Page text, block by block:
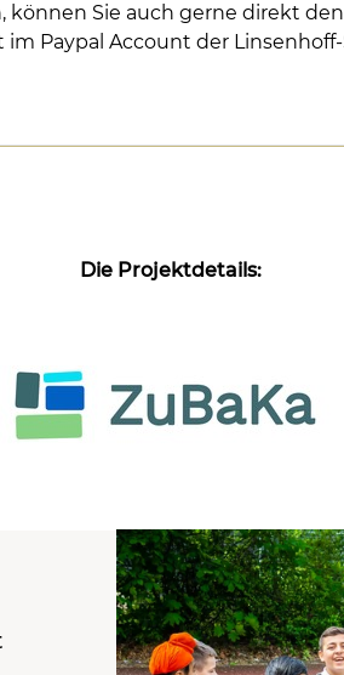
können Sie auch gerne direkt
Paypal Account der
Die Projektdetails: